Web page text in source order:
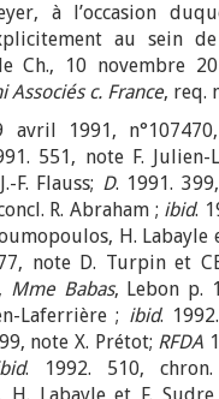
à l’occasion
au sein
Ch., 10 novembre
Associés c. France, req.
avril 1991, n°107470,
551, note F. Julien-
F. Flauss; D. 1991.
R. Abraham ; ibid.
H. Labayle
note D. Turpin et
Mme Babas, Lebon p.
Laferrière ; ibid.
note X. Prétot; RFDA
. 1992. 510,